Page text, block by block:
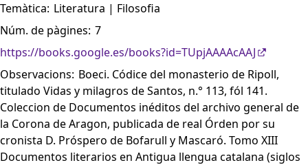
Temàtica: Literatura | Filosofia
Núm. de pàgines: 7
https://books.google.es/books?id=TUpjAAAAcAAJ
Observacions: Boeci. Códice del monasterio de Ripoll,
titulado Vidas y milagros de Santos, n.° 113, fól 141.
Coleccion de Documentos inéditos del archivo general de
la Corona de Aragon, publicada de real Órden por su
cronista D. Próspero de Bofarull y Mascaró. Tomo XIII
Documentos literarios en Antigua llengua catalana (siglos